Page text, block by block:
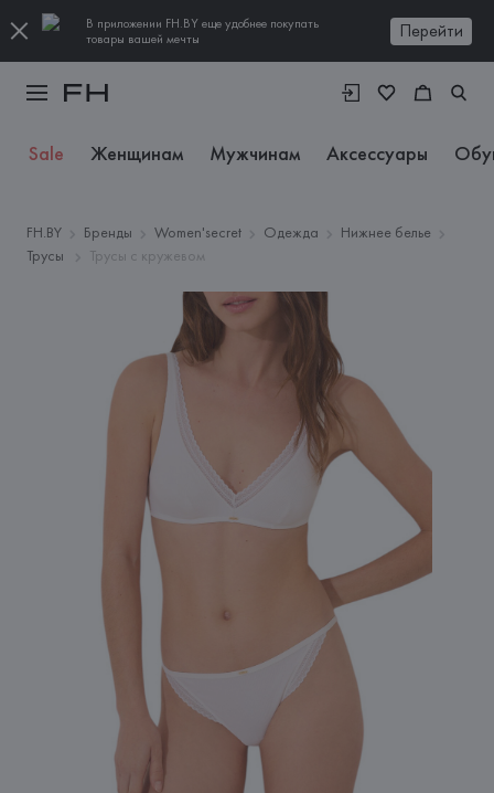
В приложении FH.BY еще удобнее покупать
товары вашей мечты
Перейти
Sale Женщинам Мужчинам Аксессуары
FH.BY Бренды Women'secret Одежда
Нижнее белье
Трусы
Трусы с кружевом